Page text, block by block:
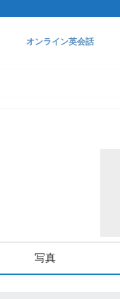
オンライン英会話
写真